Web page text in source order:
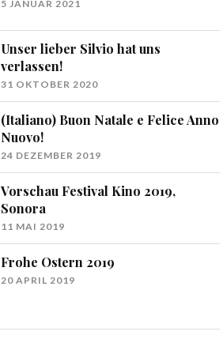
5 JANUAR 2021
Unser lieber Silvio hat uns
verlassen!
31 OKTOBER 2020
(Italiano) Buon Natale e Felice Anno
Nuovo!
24 DEZEMBER 2019
Vorschau Festival Kino 2019,
Sonora
11 MAI 2019
Frohe Ostern 2019
20 APRIL 2019